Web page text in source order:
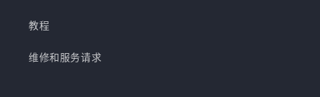
教程
维修和服务请求